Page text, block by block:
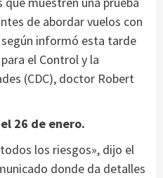
de abordar vuelos con
informó esta tarde
el Control y la
(CDC), doctor Robert
26 de enero.
los riesgos», dijo el
donde da detalles